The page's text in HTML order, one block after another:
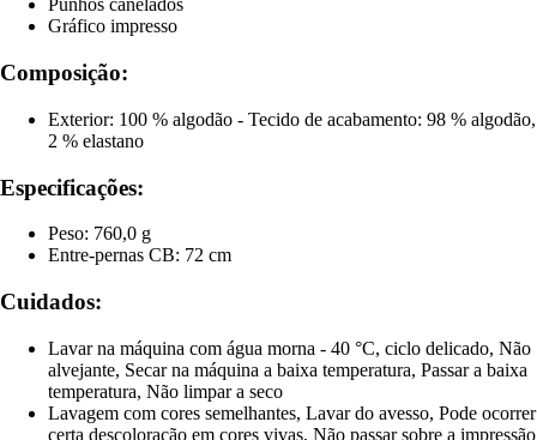
Punhos canelados
Gráfico impresso
Composição:
Exterior: 100 % algodão - Tecido de acabamento: 98 % algodão,
2 % elastano
Especificações:
Peso: 760,0 g
Entre-pernas CB: 72 cm
Cuidados:
Lavar na máquina com água morna - 40 °C, ciclo delicado, Não
alvejante, Secar na máquina a baixa temperatura, Passar a baixa
temperatura, Não limpar a seco
Lavagem com cores semelhantes, Lavar do avesso, Pode ocorrer
certa descoloração em cores vivas, Não passar sobre a impressão